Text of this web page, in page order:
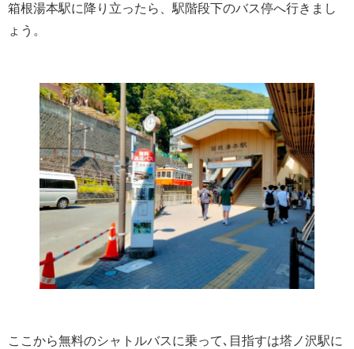
箱根湯本駅に降り立ったら、駅階段下のバス停へ行きまし
ょう。
ここから無料のシャトルバスに乗って､目指すは塔ノ沢駅に